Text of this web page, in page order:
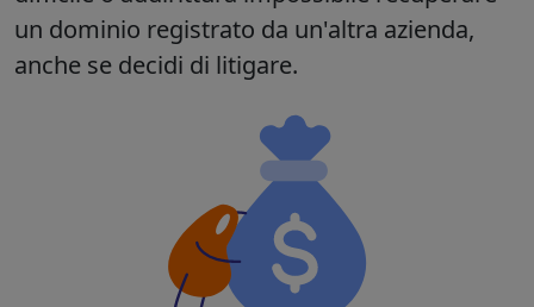
un dominio registrato da un'altra azienda,
anche se decidi di litigare.